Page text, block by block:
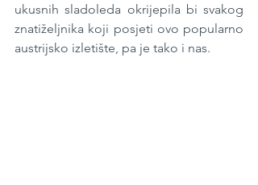
ukusnih sladoleda okrijepila bi svakog
znatiželjnika koji posjeti ovo popularno
austrijsko izletište, pa je tako i nas.